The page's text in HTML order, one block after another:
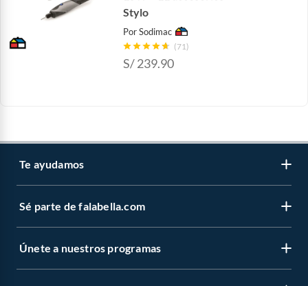
Stylo
PorSodimac
(71)
S/239.90
Te ayudamos
Atención por WhatsApp
Sé parte de falabella.com
Trabaja con nosotros
Únete a nuestros programas